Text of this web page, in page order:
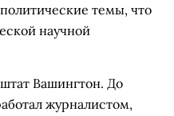
темы, что
научной
Вашингтон. До
журналистом,